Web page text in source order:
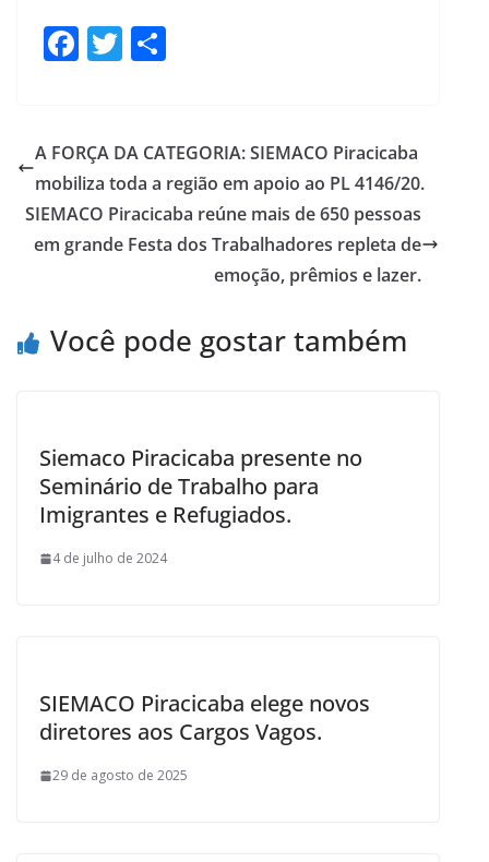
F
b
o
o
k
T
er e
A FORÇA DA CATEGORIA: SIEMACO Piracicaba
mobiliza toda a região em apoio ao PL 4146/20.
SIEMACO Piracicaba reúne mais de 650 pessoas
em grande Festa dos Trabalhadores repleta de
emoção, prêmios e lazer.
Você pode gostar também
Siemaco Piracicaba presente no
Seminário de Trabalho para
Imigrantes e Refugiados.
4 de julho de 2024
SIEMACO Piracicaba elege novos
diretores aos Cargos Vagos.
29 de agosto de 2025